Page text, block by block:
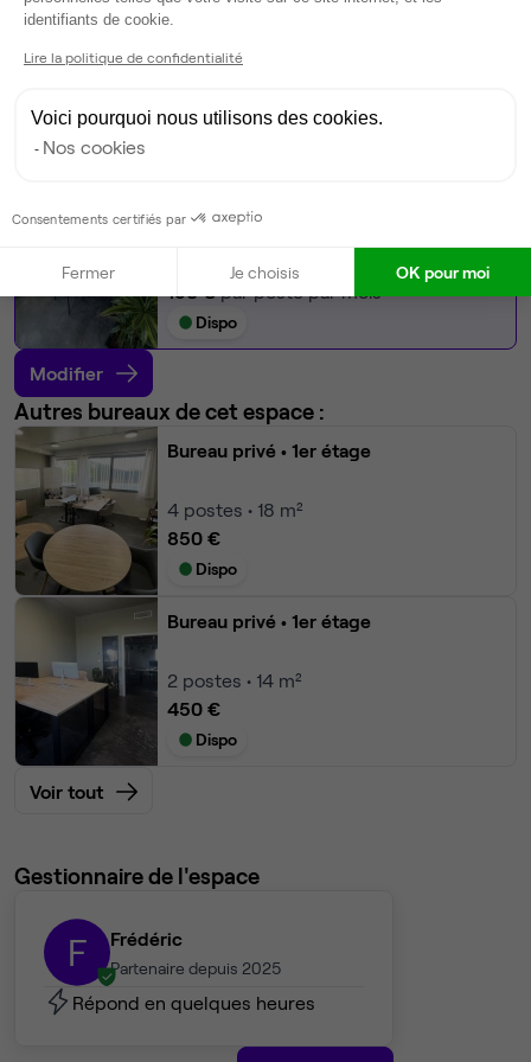
Espace d'attente
Espace détente
postes disponibles
150 €par poste par mois
Dispo
Modifier
Autres bureaux de cet espace :
Bureau privé • 1er étage
4 postes • 18 m²
850 €
Dispo
Bureau privé • 1er étage
2 postes • 14 m²
450 €
Dispo
Voir tout
Gestionnaire de l'espace
F Frédéric
Partenaire depuis 2025
Répond en quelques heures
identifiants de cookie.
Lire la politique de confidentialité
Voici pourquoi nous utilisons des cookies.
Nos cookies
Consentements certifiés par
Fermer Je choisis OK pour moi